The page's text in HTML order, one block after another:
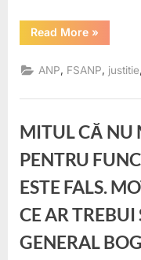
Read More
pentru
adjuncți
SDRP
mai
cerut
reguli
corecte
pentru
și
un
interviu
care
testeze
»
ANP, FSANP, justitie,
MITUL CĂ NU
PENTRU
ESTE FALS.
CE AR
GENERAL